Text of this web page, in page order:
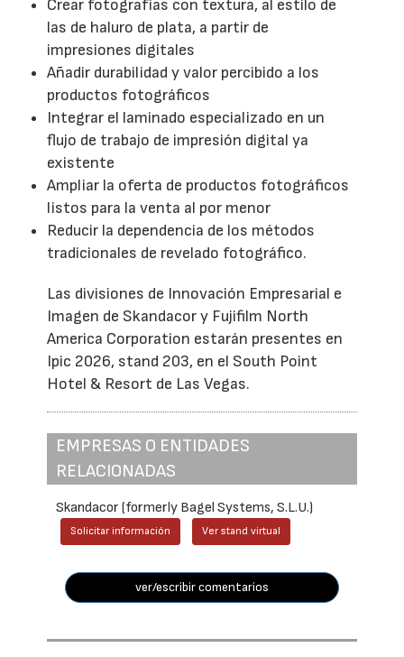
Crear fotografías con textura, al estilo de
las de haluro de plata, a partir de
impresiones digitales
Añadir durabilidad y valor percibido a los
productos fotográficos
Integrar el laminado especializado en un
flujo de trabajo de impresión digital ya
existente
Ampliar la oferta de productos fotográficos
listos para la venta al por menor
Reducir la dependencia de los métodos
tradicionales de revelado fotográfico.
Las divisiones de Innovación Empresarial e
Imagen de Skandacor y Fujifilm North
America Corporation estarán presentes en
Ipic 2026, stand 203, en el South Point
Hotel & Resort de Las Vegas.
EMPRESAS O ENTIDADES
RELACIONADAS
Skandacor (formerly Bagel Systems, S.L.U.)
Solicitar información Ver stand virtual
ver/escribir comentarios